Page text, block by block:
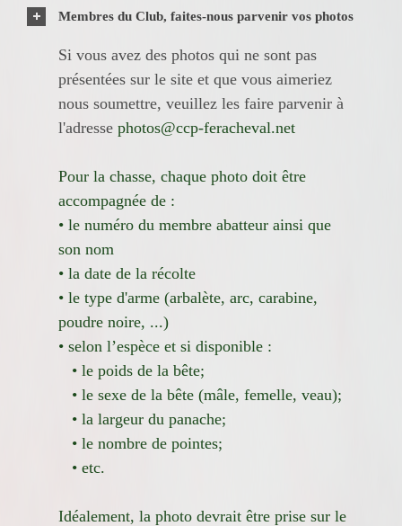
Membres du Club, faites-nous parvenir vos photos
Si vous avez des photos qui ne sont pas
présentées sur le site et que vous aimeriez
nous soumettre, veuillez les faire parvenir à
l'adresse photos@ccp-feracheval.net
Pour la chasse, chaque photo doit être
accompagnée de :
• le numéro du membre abatteur ainsi que
son nom
• la date de la récolte
• le type d'arme (arbalète, arc, carabine,
poudre noire, ...)
• selon l’espèce et si disponible :
• le poids de la bête;
• le sexe de la bête (mâle, femelle, veau);
• la largeur du panache;
• le nombre de pointes;
• etc.
Idéalement, la photo devrait être prise sur le